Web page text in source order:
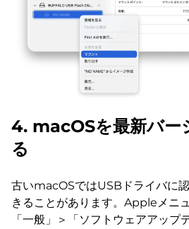
4. macOSを最新バー
る
古いmacOSではUSBドライバに
きることがあります。Appleメニ
「一般」＞「ソフトウェアアップ